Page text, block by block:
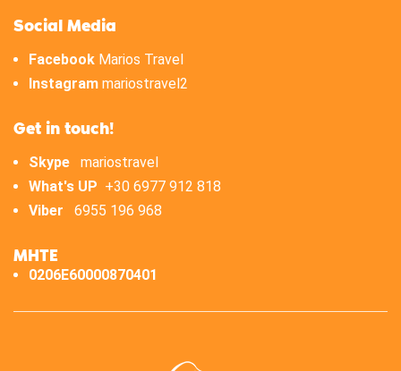
Social Media
Facebook Marios Travel
Instagram mariostravel2
Get in touch!
Skype
mariostravel
What's UP +30 6977 912 818
Viber
6955 196 968
ΜΗΤΕ
0206E60000870401